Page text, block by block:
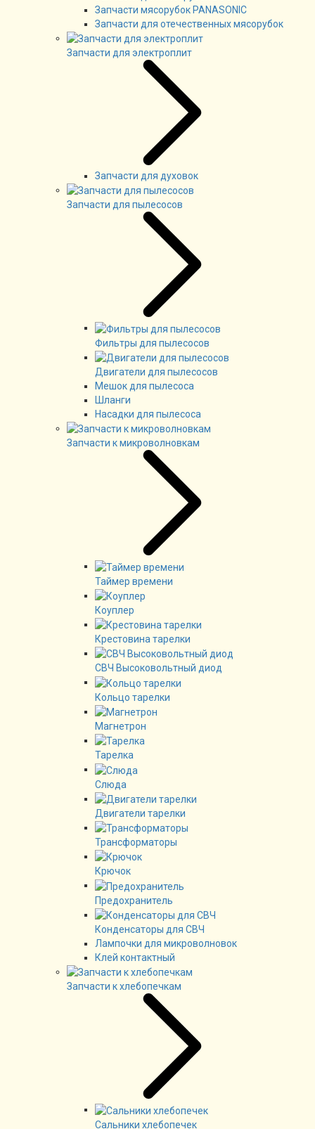
Запчасти мясорубок PANASONIC
Запчасти для отечественных мясорубок
Запчасти для электроплит
Запчасти для духовок
Запчасти для пылесосов
Фильтры для пылесосов
Двигатели для пылесосов
Мешок для пылесоса
Шланги
Насадки для пылесоса
Запчасти к микроволновкам
Таймер времени
Коуплер
Крестовина тарелки
СВЧ Высоковольтный диод
Кольцо тарелки
Магнетрон
Тарелка
Слюда
Двигатели тарелки
Трансформаторы
Крючок
Предохранитель
Конденсаторы для СВЧ
Лампочки для микроволновок
Клей контактный
Запчасти к хлебопечкам
Сальники хлебопечек